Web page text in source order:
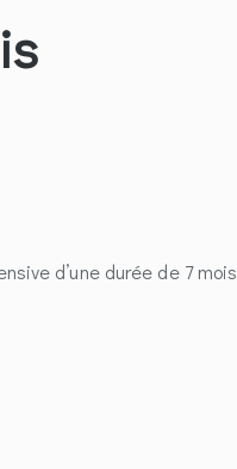
d’une durée de 7